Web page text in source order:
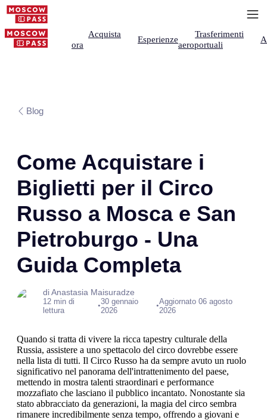
Acquista
ora
Esperienze
Trasferimenti
aeroportuali
Blog
Come Acquistare i
Biglietti per il Circo
Russo a Mosca e San
Pietroburgo - Una
Guida Completa
di Anastasia Maisuradze
12 min di
lettura
•30 gennaio
2026
•Aggiornato 06 agosto
2026
Quando si tratta di vivere la ricca tapestry culturale della
Russia, assistere a uno spettacolo del circo dovrebbe essere
nella lista di tutti. Il Circo Russo ha da sempre avuto un ruolo
significativo nel panorama dell'intrattenimento del paese,
mettendo in mostra talenti straordinari e performance
mozzafiato che lasciano il pubblico incantato. Nonostante sia
stato abbracciato da generazioni, la magia del circo sembra
rimanere incredibilmente senza tempo, offrendo a giovani e